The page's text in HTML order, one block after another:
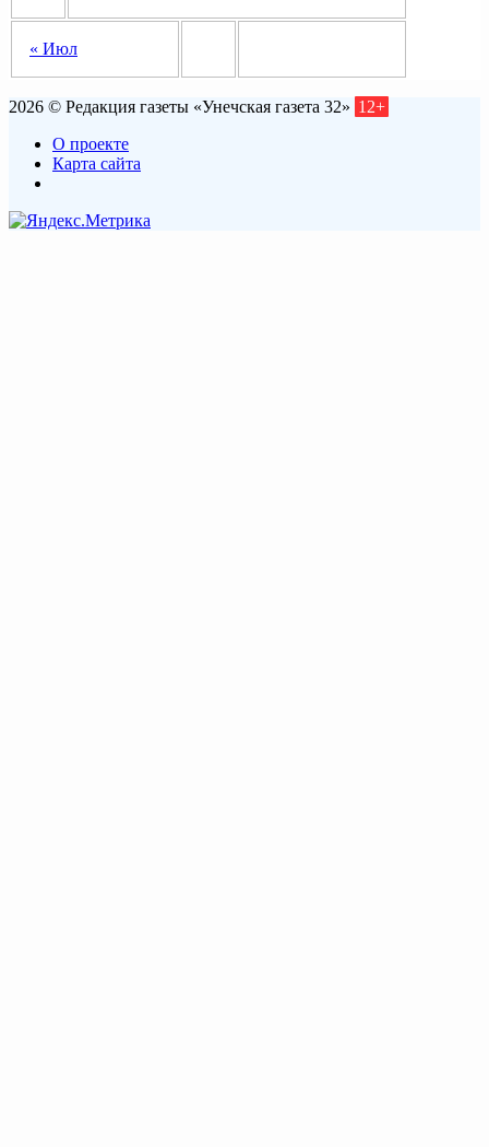
« Июл
2026 © Редакция газеты «Унечская газета 32» 12+
О проекте
Карта сайта